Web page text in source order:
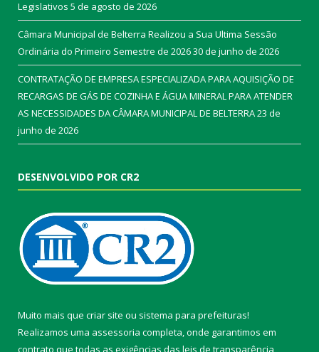
Legislativos 5 de agosto de 2026
Câmara Municipal de Belterra Realizou a Sua Ultima Sessão
Ordinária do Primeiro Semestre de 202630 de junho de 2026
CONTRATAÇÃO DE EMPRESA ESPECIALIZADA PARA AQUISIÇÃO DE
RECARGAS DE GÁS DE COZINHA E ÁGUA MINERAL PARA ATENDER
AS NECESSIDADES DA CÂMARA MUNICIPAL DE BELTERRA23 de
junho de 2026
DESENVOLVIDO POR CR2
Muito mais que criar site ou sistema para prefeituras!
Realizamos uma assessoria completa, onde garantimos em
contrato que todas as exigências das leis de transparência